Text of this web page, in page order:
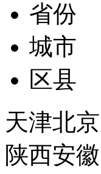
省份
城市
区县
天津北京
陕西安徽